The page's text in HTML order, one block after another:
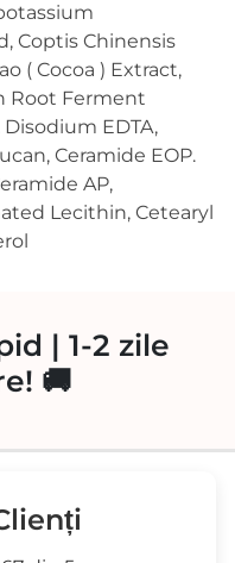
Coptis Chinensis
( Cocoa ) Extract,
Root Ferment
EDTA,
Ceramide EOP.
AP,
Lecithin, Cetearyl
| 1-2 zile
🚚